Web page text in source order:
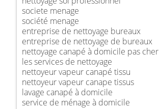
societe menage
société menage
entreprise de nettoyage bureaux
entreprise de nettoyage de bureaux
nettoyage canapé à domicile pas cher
les services de nettoyage
nettoyeur vapeur canapé tissu
nettoyeur vapeur canape tissus
lavage canapé à domicile
service de ménage à domicile